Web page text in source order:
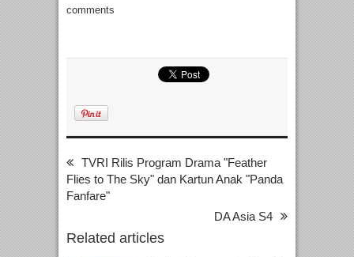
comments
TVRI Rilis Program Drama "Feather
Flies to The Sky" dan Kartun Anak "Panda
Fanfare"
DA Asia S4
Related articles